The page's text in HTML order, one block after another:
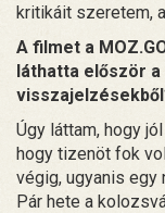
kritikáit szeretem,
A filmet a
láthatta először
Úgy láttam, hogy
hogy tizenöt fok
végig, ugyanis egy
Pár hete a